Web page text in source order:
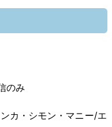
のみ
カ・シモン・マニー/エ